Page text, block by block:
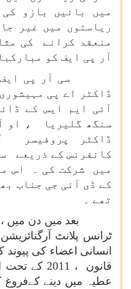
میں بائیں بازو
ریاستوں میں غیر
منعقد کرانے کی
آر پی ایف کو
سی آر پی ایف
ڈاکٹر اے پی
آئی ایم ایس کے
سنگھ گلیریا ، او
ڈاکٹر پروفیسر
کانفرنس کے ذریعے
میں شرکت کی ۔ اس
کے ڈی آئی جی جناب
تھے ۔
بعد میں دن میں ،
ٹرانس پلانٹ
انسانی اعضاء کی
قانون ،
عطیہ میں دینے